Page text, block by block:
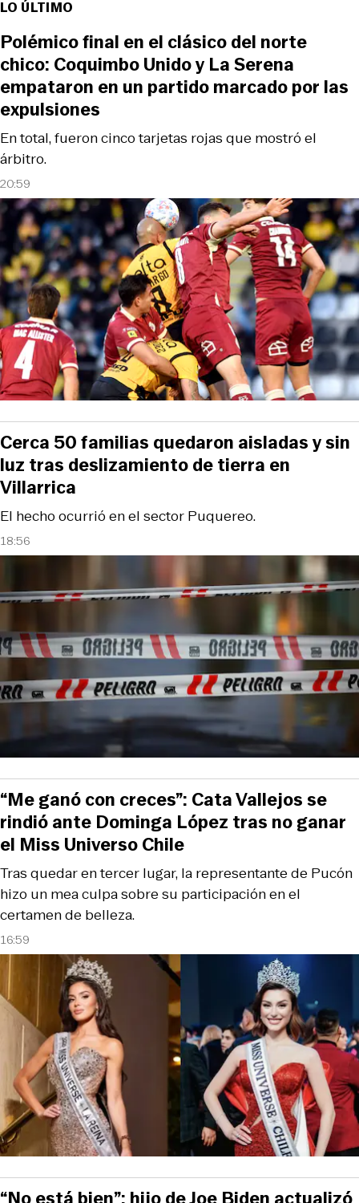
LO ÚLTIMO
20:59
En total, fueron cinco tarjetas rojas que mostró el
árbitro.
Polémico final en el clásico del norte
chico: Coquimbo Unido y La Serena
empataron en un partido marcado por las
expulsiones
18:56
El hecho ocurrió en el sector Puquereo.
Cerca 50 familias quedaron aisladas y sin
luz tras deslizamiento de tierra en
Villarrica
16:59
Tras quedar en tercer lugar, la representante de Pucón
hizo un mea culpa sobre su participación en el
certamen de belleza.
“Me ganó con creces”: Cata Vallejos se
rindió ante Dominga López tras no ganar
el Miss Universo Chile